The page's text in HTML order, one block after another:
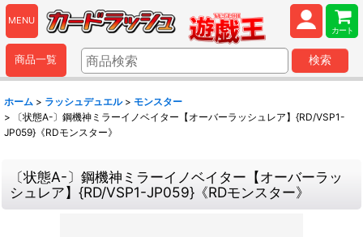
MENU
カート
商品一覧 検索
ホーム > ラッシュデュエル > モンスター
>
〔状態A-〕鋼機神ミラーイノベイター【オーバーラッシュレア】{RD/VSP1-
JP059}《RDモンスター》
〔状態A-〕鋼機神ミラーイノベイター【オーバーラッ
シュレア】{RD/VSP1-JP059}《RDモンスター》